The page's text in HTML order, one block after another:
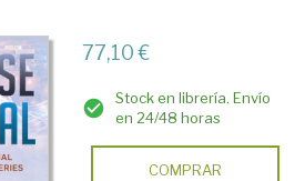
77,10 €
Stock en librería. Envío
en 24/48 horas
COMPRAR